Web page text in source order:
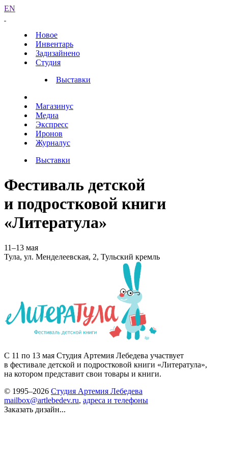
EN
Новое
Инвентарь
Задизайнено
Студия
Выставки
Магазинус
Медиа
Экспресс
Иронов
Журналус
Выставки
Фестиваль детской
и подростковой книги
«Литератула»
11–13 мая
Тула, ул. Менделеевская, 2, Тульский кремль
С 11 по 13 мая Студия Артемия Лебедева участвует
в фестивале детской и подростковой книги «Литератула»,
на котором представит свои товары и книги.
© 1995–2026 Студия Артемия Лебедева
mailbox@artlebedev.ru, адреса и телефоны
Заказать дизайн...